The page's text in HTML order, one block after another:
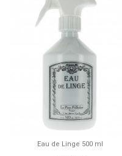
Eau de Linge 500 ml